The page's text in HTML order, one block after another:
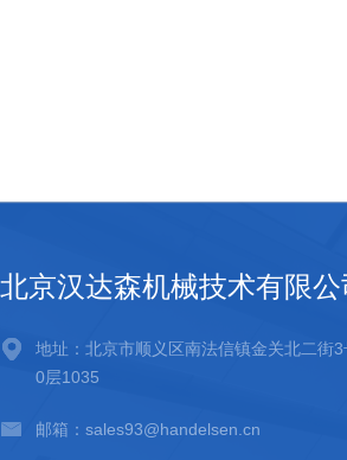
北京汉达森机械技术有限公
地址：北京市顺义区南法信镇金关北二街3
0层1035
邮箱：sales93@handelsen.cn